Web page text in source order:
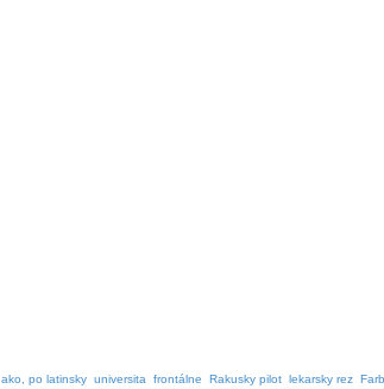
ako, po latinsky universita frontálne Rakusky pilot lekarsky rez